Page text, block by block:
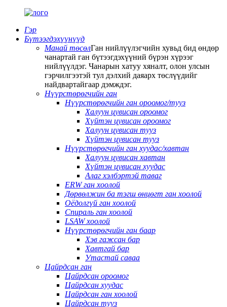
Гэр
Бүтээгдэхүүнүүд
Манай төсөлГан нийлүүлэгчийн хувьд бид өндөр
чанартай ган бүтээгдэхүүний бүрэн хүрээг
нийлүүлдэг. Чанарын хатуу хяналт, олон улсын
гэрчилгээтэй тул дэлхий даяарх төслүүдийг
найдвартайгаар дэмждэг.
Нүүрстөрөгчийн ган
Нүүрстөрөгчийн ган ороомог/тууз
Халуун цувисан ороомог
Хүйтэн цувисан ороомог
Халуун цувисан тууз
Хүйтэн цувисан тууз
Нүүрстөрөгчийн ган хуудас/хавтан
Халуун цувисан хавтан
Хүйтэн цувисан хуудас
Алаг хэлбэртэй таваг
ERW ган хоолой
Дөрвөлжин ба тэгш өнцөгт ган хоолой
Оёдолгүй ган хоолой
Спираль ган хоолой
LSAW хоолой
Нүүрстөрөгчийн ган баар
Хэв гажсан бар
Хавтгай бар
Утастай саваа
Цайрдсан ган
Цайрдсан ороомог
Цайрдсан хуудас
Цайрдсан ган хоолой
Цайрдсан тууз